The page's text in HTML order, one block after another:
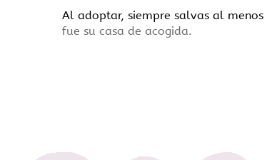
Al adoptar, siempre salvas al menos
fue su casa de acogida.